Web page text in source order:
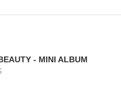
- MINI ALBUM